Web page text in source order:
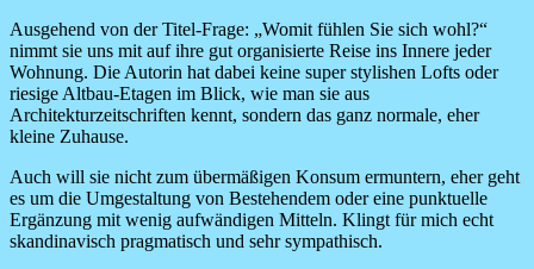
Ausgehend von der Titel-Frage: „Womit fühlen Sie sich wohl?“
nimmt sie uns mit auf ihre gut organisierte Reise ins Innere jeder
Wohnung. Die Autorin hat dabei keine super stylishen Lofts oder
riesige Altbau-Etagen im Blick, wie man sie aus
Architekturzeitschriften kennt, sondern das ganz normale, eher
kleine Zuhause.
Auch will sie nicht zum übermäßigen Konsum ermuntern, eher geht
es um die Umgestaltung von Bestehendem oder eine punktuelle
Ergänzung mit wenig aufwändigen Mitteln. Klingt für mich echt
skandinavisch pragmatisch und sehr sympathisch.